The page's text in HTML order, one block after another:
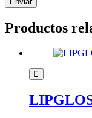
Productos